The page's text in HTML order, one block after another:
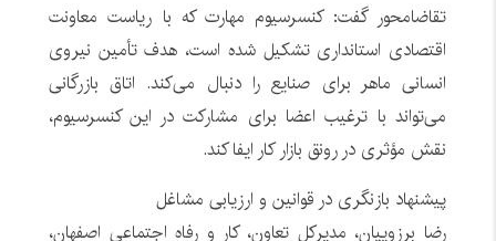
تقاضامحور گفت: کنسرسیوم مهارت که با ریاست معاونت
اقتصادی استانداری تشکیل شده است، هدف تأمین نیروی
انسانی ماهر برای صنایع را دنبال می‌کند. اتاق بازرگانی
می‌تواند با ترغیب اعضا برای مشارکت در این کنسرسیوم،
نقش مؤثری در رونق بازار کار ایفا کند.
پیشنهاد بازنگری در قوانین و ارزیابی مشاغل
رضا برزوییان، مدیرکل تعاون، کار و رفاه اجتماعی اصفهان،